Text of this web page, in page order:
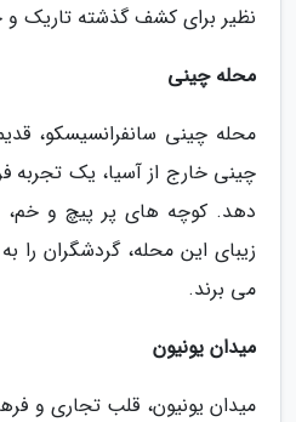
نظیر برای کشف گذشته تاریک
محله چینی
محله چینی سانفرانسیسکو،
چینی خارج از آسیا، یک تجربه
دهد. کوچه های پر پیچ و خم،
زیبای این محله، گردشگران
می برند.
میدان یونیون
میدان یونیون، قلب تجاری و